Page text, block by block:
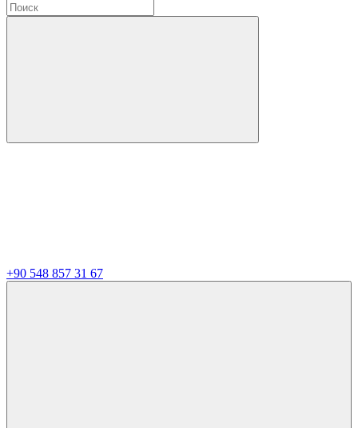
+90 548 857 31 67